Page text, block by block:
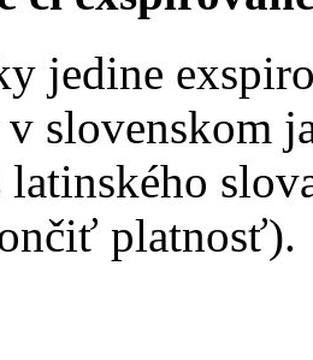
jedine
slovenskom
latinského
platnosť).